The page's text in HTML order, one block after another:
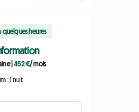
heures
|452 €/ mois
: 1 nuit